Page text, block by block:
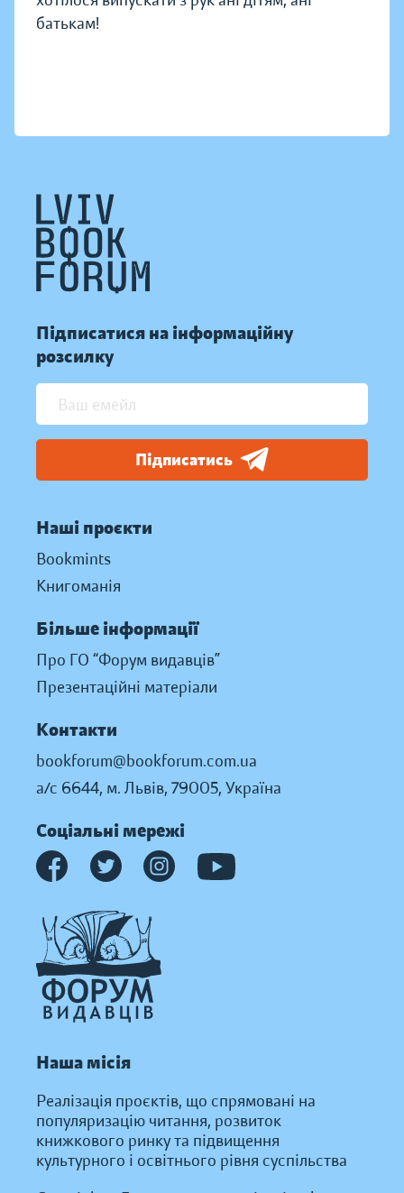
батькам!
Підписатися на інформаційну
розсилку
Підписатись
Наші проєкти
Bookmints
Книгоманія
Більше інформації
Про ГО “Форум видавців”
Презентаційні матеріали
Контакти
bookforum@bookforum.com.ua
а/с 6644, м. Львів, 79005, Україна
Соціальні мережі
Наша місія
Реалізація проєктів, що спрямовані на
популяризацію читання, розвиток
книжкового ринку та підвищення
культурного і освітнього рівня суспільства